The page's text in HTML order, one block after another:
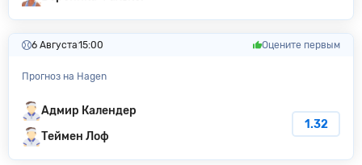
6 Августа15:00 Оцените первым
Прогноз на Hagen
Адмир Календер
Теймен Лоф
1.32